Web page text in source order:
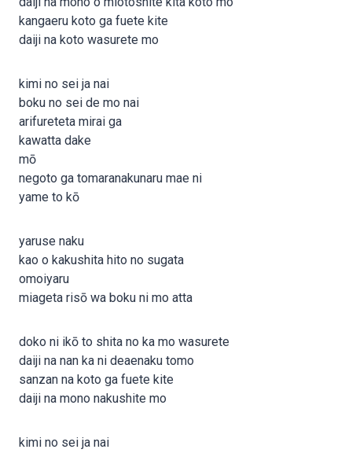
kangaeru koto ga fuete kite
daiji na koto wasurete mo
kimi no sei ja nai
boku no sei de mo nai
arifureteta mirai ga
kawatta dake
mō
negoto ga tomaranakunaru mae ni
yame to kō
yaruse naku
kao o kakushita hito no sugata
omoiyaru
miageta risō wa boku ni mo atta
doko ni ikō to shita no ka mo wasurete
daiji na nan ka ni deaenaku tomo
sanzan na koto ga fuete kite
daiji na mono nakushite mo
kimi no sei ja nai